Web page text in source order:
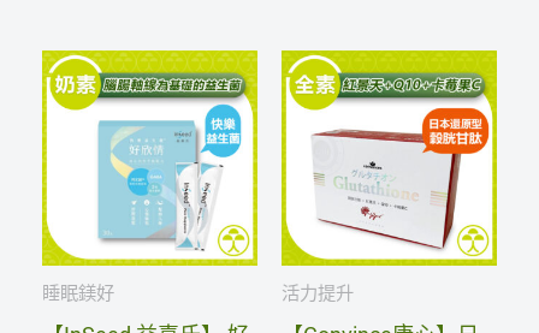
睡眠鎂好
原
始
格：
NT$1,480.00。
目
前
格：
NT$1,332.00。
活力提升
始
格：
NT$2,280.00。
前
格：
NT$1,700.00。